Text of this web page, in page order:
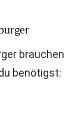
brauchen
benötigst: